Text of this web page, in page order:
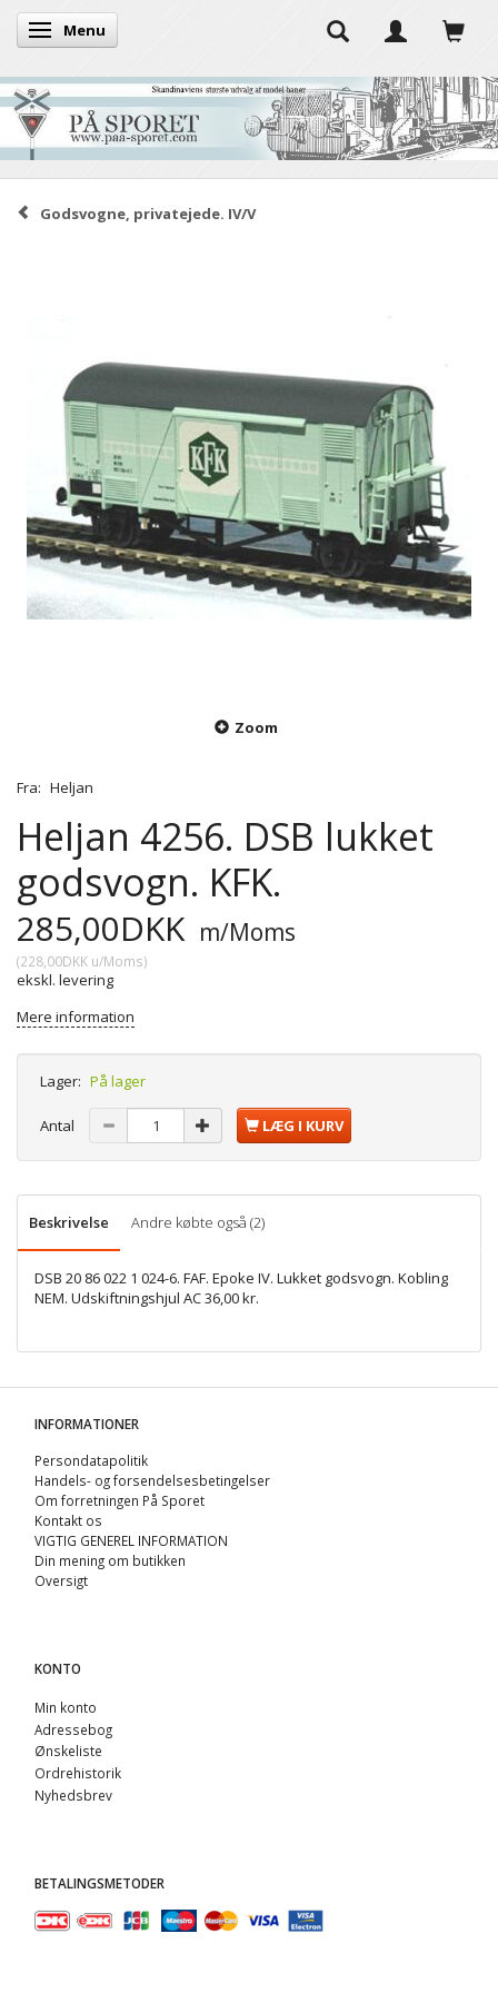
Skifte navigation
Menu
Godsvogne, privatejede. IV/V
Zoom
Fra: Heljan
Heljan 4256. DSB lukket
godsvogn. KFK.
285,00DKK m/Moms
(228,00DKK u/Moms)
ekskl. levering
Mere information
Lager: På lager
Antal LÆG I KURV
Beskrivelse Andre købte også (2)
DSB 20 86 022 1 024-6. FAF. Epoke IV. Lukket godsvogn. Kobling
NEM. Udskiftningshjul AC 36,00 kr.
INFORMATIONER
Persondatapolitik
Handels- og forsendelsesbetingelser
Om forretningen På Sporet
Kontakt os
VIGTIG GENEREL INFORMATION
Din mening om butikken
Oversigt
KONTO
Min konto
Adressebog
Ønskeliste
Ordrehistorik
Nyhedsbrev
BETALINGSMETODER